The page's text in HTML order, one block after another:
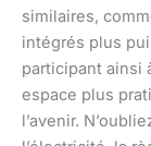
similaires,
intégrés plus
participant ainsi
espace plus
l’avenir.